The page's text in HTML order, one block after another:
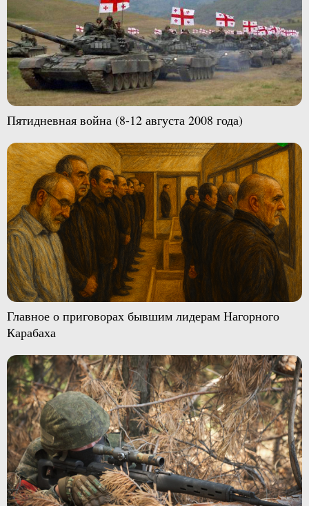
Пятидневная война (8-12 августа 2008 года)
Главное о приговорах бывшим лидерам Нагорного
Карабаха